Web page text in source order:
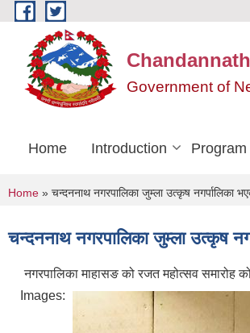
Skip to main content
Government of
Home Introduction
You are here
Home » चन्दननाथ नगरपालिका जुम्ला उत्कृष नगर्पालिका
चन्दननाथ नगरपालिका जुम्ला उत्कृष
नगरपालिका माहासङ को रजत महोत्सव समारोह
Images: